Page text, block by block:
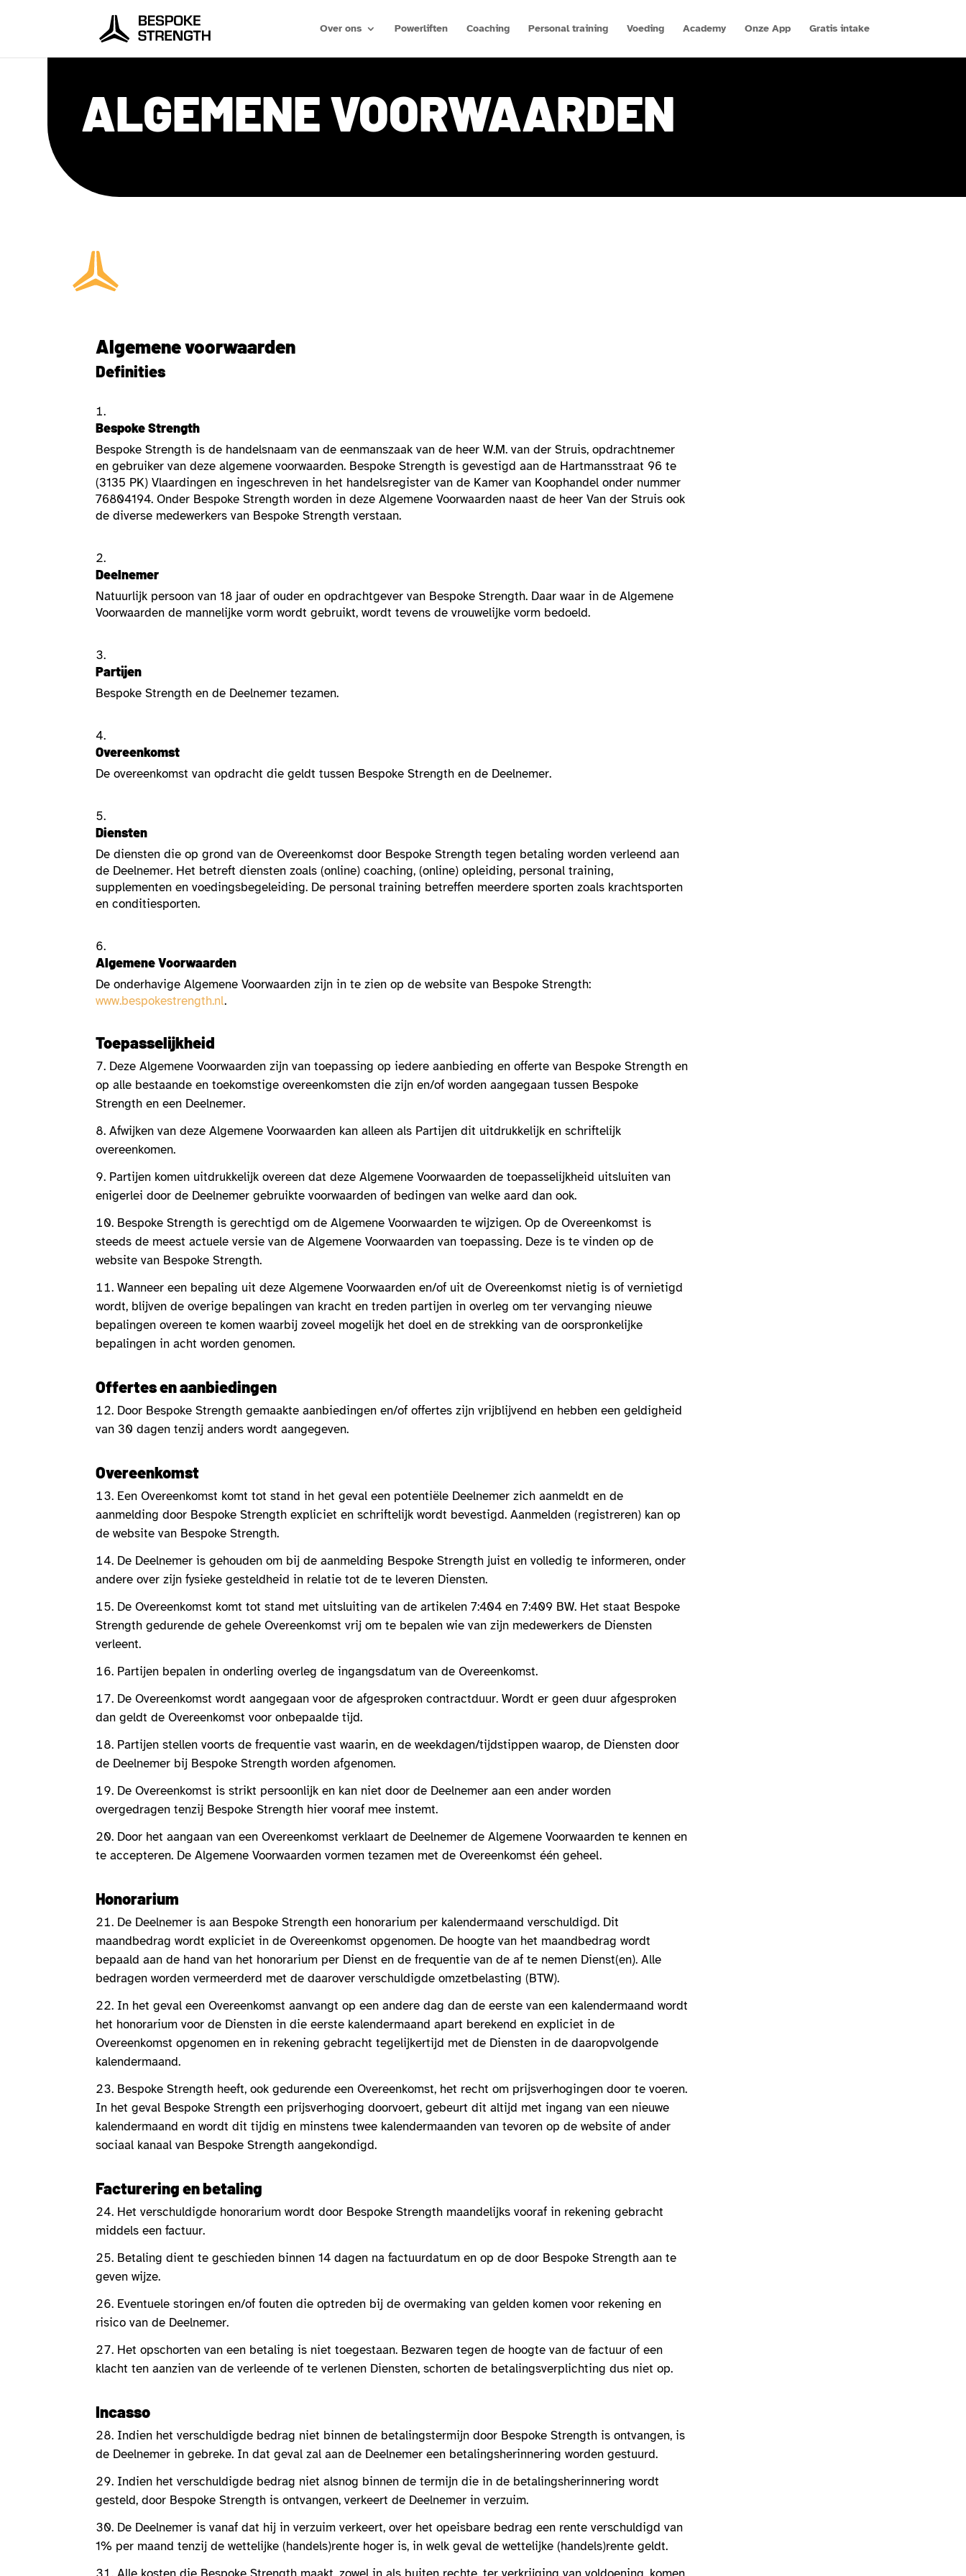
Over ons Powerliften Coaching Personal training Voeding Academy Onze App Gratis intake
ALGEMENE VOORWAARDEN
Algemene voorwaarden
Definities
Bespoke Strength
Bespoke Strength is de handelsnaam van de eenmanszaak van de heer W.M. van der Struis, opdrachtnemer
en gebruiker van deze algemene voorwaarden. Bespoke Strength is gevestigd aan de Hartmansstraat 96 te
(3135 PK) Vlaardingen en ingeschreven in het handelsregister van de Kamer van Koophandel onder nummer
76804194. Onder Bespoke Strength worden in deze Algemene Voorwaarden naast de heer Van der Struis ook
de diverse medewerkers van Bespoke Strength verstaan.
Deelnemer
Natuurlijk persoon van 18 jaar of ouder en opdrachtgever van Bespoke Strength. Daar waar in de Algemene
Voorwaarden de mannelijke vorm wordt gebruikt, wordt tevens de vrouwelijke vorm bedoeld.
Partijen
Bespoke Strength en de Deelnemer tezamen.
Overeenkomst
De overeenkomst van opdracht die geldt tussen Bespoke Strength en de Deelnemer.
Diensten
De diensten die op grond van de Overeenkomst door Bespoke Strength tegen betaling worden verleend aan
de Deelnemer. Het betreft diensten zoals (online) coaching, (online) opleiding, personal training,
supplementen en voedingsbegeleiding. De personal training betreffen meerdere sporten zoals krachtsporten
en conditiesporten.
Algemene Voorwaarden
De onderhavige Algemene Voorwaarden zijn in te zien op de website van Bespoke Strength:
www.bespokestrength.nl.
Toepasselijkheid
Deze Algemene Voorwaarden zijn van toepassing op iedere aanbieding en offerte van Bespoke Strength en
op alle bestaande en toekomstige overeenkomsten die zijn en/of worden aangegaan tussen Bespoke
Strength en een Deelnemer.
Afwijken van deze Algemene Voorwaarden kan alleen als Partijen dit uitdrukkelijk en schriftelijk
overeenkomen.
Partijen komen uitdrukkelijk overeen dat deze Algemene Voorwaarden de toepasselijkheid uitsluiten van
enigerlei door de Deelnemer gebruikte voorwaarden of bedingen van welke aard dan ook.
Bespoke Strength is gerechtigd om de Algemene Voorwaarden te wijzigen. Op de Overeenkomst is
steeds de meest actuele versie van de Algemene Voorwaarden van toepassing. Deze is te vinden op de
website van Bespoke Strength.
Wanneer een bepaling uit deze Algemene Voorwaarden en/of uit de Overeenkomst nietig is of vernietigd
wordt, blijven de overige bepalingen van kracht en treden partijen in overleg om ter vervanging nieuwe
bepalingen overeen te komen waarbij zoveel mogelijk het doel en de strekking van de oorspronkelijke
bepalingen in acht worden genomen.
Offertes en aanbiedingen
Door Bespoke Strength gemaakte aanbiedingen en/of offertes zijn vrijblijvend en hebben een geldigheid
van 30 dagen tenzij anders wordt aangegeven.
Overeenkomst
Een Overeenkomst komt tot stand in het geval een potentiële Deelnemer zich aanmeldt en de
aanmelding door Bespoke Strength expliciet en schriftelijk wordt bevestigd. Aanmelden (registreren) kan op
de website van Bespoke Strength.
De Deelnemer is gehouden om bij de aanmelding Bespoke Strength juist en volledig te informeren, onder
andere over zijn fysieke gesteldheid in relatie tot de te leveren Diensten.
De Overeenkomst komt tot stand met uitsluiting van de artikelen 7:404 en 7:409 BW. Het staat Bespoke
Strength gedurende de gehele Overeenkomst vrij om te bepalen wie van zijn medewerkers de Diensten
verleent.
Partijen bepalen in onderling overleg de ingangsdatum van de Overeenkomst.
De Overeenkomst wordt aangegaan voor de afgesproken contractduur. Wordt er geen duur afgesproken
dan geldt de Overeenkomst voor onbepaalde tijd.
Partijen stellen voorts de frequentie vast waarin, en de weekdagen/tijdstippen waarop, de Diensten door
de Deelnemer bij Bespoke Strength worden afgenomen.
De Overeenkomst is strikt persoonlijk en kan niet door de Deelnemer aan een ander worden
overgedragen tenzij Bespoke Strength hier vooraf mee instemt.
Door het aangaan van een Overeenkomst verklaart de Deelnemer de Algemene Voorwaarden te kennen en
te accepteren. De Algemene Voorwaarden vormen tezamen met de Overeenkomst één geheel.
Honorarium
De Deelnemer is aan Bespoke Strength een honorarium per kalendermaand verschuldigd. Dit
maandbedrag wordt expliciet in de Overeenkomst opgenomen. De hoogte van het maandbedrag wordt
bepaald aan de hand van het honorarium per Dienst en de frequentie van de af te nemen Dienst(en). Alle
bedragen worden vermeerderd met de daarover verschuldigde omzetbelasting (BTW).
In het geval een Overeenkomst aanvangt op een andere dag dan de eerste van een kalendermaand wordt
het honorarium voor de Diensten in die eerste kalendermaand apart berekend en expliciet in de
Overeenkomst opgenomen en in rekening gebracht tegelijkertijd met de Diensten in de daaropvolgende
kalendermaand.
Bespoke Strength heeft, ook gedurende een Overeenkomst, het recht om prijsverhogingen door te voeren.
In het geval Bespoke Strength een prijsverhoging doorvoert, gebeurt dit altijd met ingang van een nieuwe
kalendermaand en wordt dit tijdig en minstens twee kalendermaanden van tevoren op de website of ander
sociaal kanaal van Bespoke Strength aangekondigd.
Facturering en betaling
Het verschuldigde honorarium wordt door Bespoke Strength maandelijks vooraf in rekening gebracht
middels een factuur.
Betaling dient te geschieden binnen 14 dagen na factuurdatum en op de door Bespoke Strength aan te
geven wijze.
Eventuele storingen en/of fouten die optreden bij de overmaking van gelden komen voor rekening en
risico van de Deelnemer.
Het opschorten van een betaling is niet toegestaan. Bezwaren tegen de hoogte van de factuur of een
klacht ten aanzien van de verleende of te verlenen Diensten, schorten de betalingsverplichting dus niet op.
Incasso
Indien het verschuldigde bedrag niet binnen de betalingstermijn door Bespoke Strength is ontvangen, is
de Deelnemer in gebreke. In dat geval zal aan de Deelnemer een betalingsherinnering worden gestuurd.
Indien het verschuldigde bedrag niet alsnog binnen de termijn die in de betalingsherinnering wordt
gesteld, door Bespoke Strength is ontvangen, verkeert de Deelnemer in verzuim.
De Deelnemer is vanaf dat hij in verzuim verkeert, over het opeisbare bedrag een rente verschuldigd van
1% per maand tenzij de wettelijke (handels)rente hoger is, in welk geval de wettelijke (handels)rente geldt.